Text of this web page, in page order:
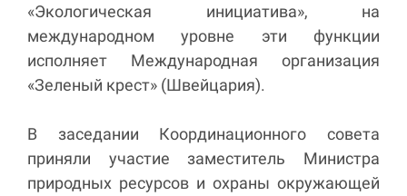
«Экологическая инициатива», на
международном уровне эти функции
исполняет Международная организация
«Зеленый крест» (Швейцария).
В заседании Координационного совета
приняли участие заместитель Министра
природных ресурсов и охраны окружающей